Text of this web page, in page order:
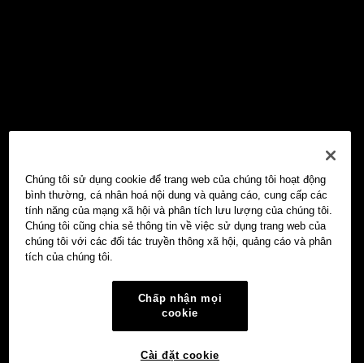
Chúng tôi sử dụng cookie để trang web của chúng tôi hoạt động
bình thường, cá nhân hoá nội dung và quảng cáo, cung cấp các
tính năng của mạng xã hội và phân tích lưu lượng của chúng tôi.
Chúng tôi cũng chia sẻ thông tin về việc sử dụng trang web của
chúng tôi với các đối tác truyền thông xã hội, quảng cáo và phân
tích của chúng tôi.
Chấp nhận mọi
cookie
Cài đặt cookie